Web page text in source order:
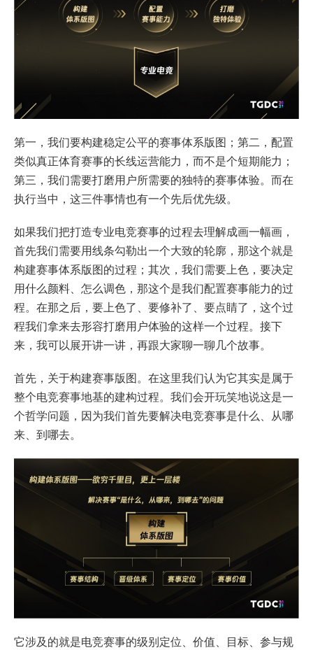
第一，我们要构建稳定公平的赛事体系版图；第二，配置
类似真正体育赛事的长线运营能力，而不是个短期能力；
第三，我们需要打磨用户所需要的独特的赛事体验。而在
执行当中，这三件事情也有一个先后优先级。
如果我们把打造专业电竞赛事的过程去理解成画一幅画，
首先我们需要用线条勾勒出一个大致的轮廓，那这个就是
构建赛事体系版图的过程；其次，我们需要上色，要决定
用什么颜料、怎么调色，那这个是我们配置赛事能力的过
程。在那之后，要上色了、要修补了、要点睛了，这个过
程我们拿来去形容打磨用户体验的这样一个过程。接下
来，我可以展开讲一讲，再跟大家聊一聊几个故事。
首先，关于构建赛事版图。在这里我们认为它其实是属于
整个电竞赛事地基的建构过程。我们会开玩笑地说这是一
个哲学问题，因为我们首先要解决电竞赛事是什么、从哪
来、到哪去。
它涉及的就是电竞赛事的级别定位、价值、目标、参与规